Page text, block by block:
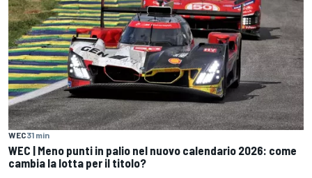
WEC31 min
WEC | Meno punti in palio nel nuovo calendario 2026: come
cambia la lotta per il titolo?